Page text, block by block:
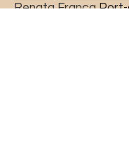
Renata FrançaPort-